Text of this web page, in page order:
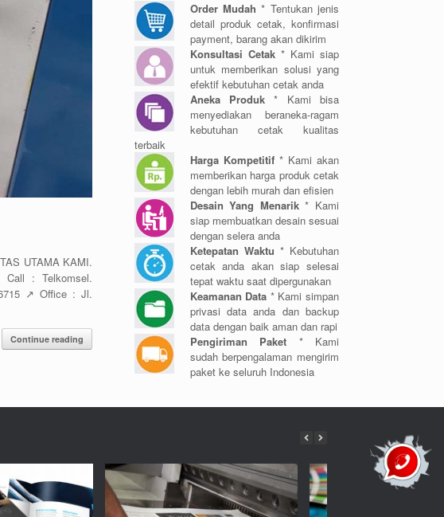
UTAMA KAMI.
: Telkomsel.
↗️ Office : Jl.
Continue reading
Order Mudah * Tentukan jenis
detail produk cetak, konfirmasi
payment, barang akan dikirim
Konsultasi Cetak* Kami siap
untuk memberikan solusi yang
efektif kebutuhan cetak anda
Aneka Produk* Kami bisa
menyediakan beraneka-ragam
kebutuhan cetak kualitas
terbaik
Harga Kompetitif* Kami akan
memberikan harga produk cetak
dengan lebih murah dan efisien
Desain Yang Menarik* Kami
siap membuatkan desain sesuai
dengan selera anda
Ketepatan Waktu * Kebutuhan
cetak anda akan siap selesai
tepat waktu saat dipergunakan
Keamanan Data * Kami simpan
privasi data anda dan backup
data dengan baik aman dan rapi
Pengiriman Paket * Kami
sudah berpengalaman mengirim
paket ke seluruh Indonesia